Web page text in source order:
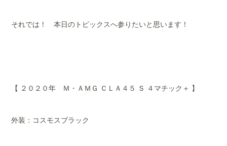
それでは！ 本日のトピックスへ参りたいと思います！
【 ２０２０年 Ｍ・ＡＭＧ ＣＬＡ４５ Ｓ ４マチック＋ 】
外装：コスモスブラック